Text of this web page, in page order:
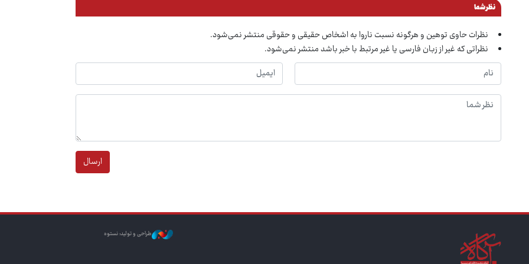
نظر شما
نظرات حاوی توهین و هرگونه نسبت ناروا به اشخاص حقیقی و حقوقی منتشر نمی‌شود.
نظراتی که غیر از زبان فارسی یا غیر مرتبط با خبر باشد منتشر نمی‌شود.
ارسال
طراحی و تولید: نستوه